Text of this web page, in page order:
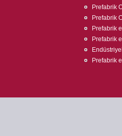
Prefabrik
Prefabrik
Prefabrik
Prefabrik
Prefabrik